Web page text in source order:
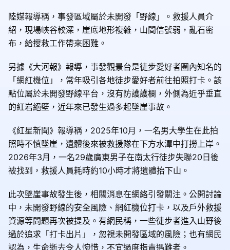
陸媒報導稱，事發區域屬於未開發「野線」。救援人員介
紹，現場峽谷較深，崖底地形複雜，山間信號弱，亂石密
布，給搜救工作帶來困難。
另據《大河報》報導，事發觀景台是徒步愛好者圈內知名的
「網紅機位」，常年吸引各地徒步愛好者前往拍照打卡。該
點位屬於未開發野線平台，沒有防護護欄，外側為近乎垂直
的紅岩絕壁，近年來已發生過多起墜崖事故。
《紅星新聞》報導稱，2025年10月，一名男大學生在此拍
照時不慎墜崖，遺體後來被救援隊在下方水潭中打撈上岸。
2026年3月，一名29歲廣東男子在南太行徒步失聯20日後
被找到，救援人員耗時約10小時才將遺體抬下山。
此次墜崖事故發生後，相關消息在網絡引發關注。公開討論
中，未開發野線的安全風險、網紅機位打卡，以及戶外救援
資源等問題再次被提及。有網民稱，一些徒步者進入山野後
過於追求「打卡出片」，忽視未開發區域的風險；也有網民
認為，生命逝去令人惋惜，不宜過度指責遇難者。